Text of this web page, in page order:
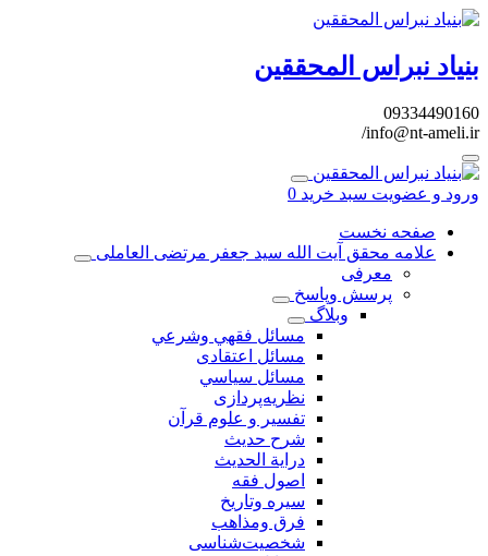
بنیاد نبراس المحققین
09334490160
info@nt-ameli.ir/
ورود و عضویت سبد خرید 0
صفحه نخست
علامه محقق آیت الله سید جعفر مرتضی العاملی
معرفی
پرسش وپاسخ
وبلاگ
مسائل فقهي وشرعي
مسائل اعتقادی
مسائل سياسي
نظریه‌پردازی
تفسیر و علوم قرآن
شرح حديث
درایة الحديث
اصول فقه
سیره وتاریخ
فرق ومذاهب
شخصیت‌شناسی